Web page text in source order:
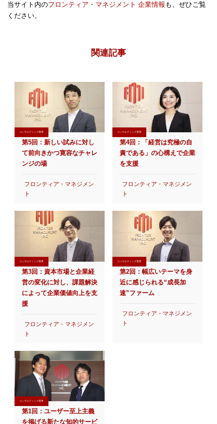
当サイト内のフロンティア・マネジメント 企業情報も、ぜひご覧
ください。
関連記事
コンサルティング業界
第5回：新しい試みに対し
て前向きかつ寛容なチャレ
ンジの場
フロンティア・マネジメン
ト
コンサルティング業界
第4回：「経営は究極の自
責である」の心構えで企業
を支援
フロンティア・マネジメン
ト
コンサルティング業界
第3回：資本市場と企業経
営の変化に対し、課題解決
によって企業価値向上を支
援
フロンティア・マネジメン
ト
コンサルティング業界
第2回：幅広いテーマを身
近に感じられる“成長加
速”ファーム
フロンティア・マネジメン
ト
コンサルティング業界
第1回：ユーザー至上主義
を掲げる新たな知的サービ